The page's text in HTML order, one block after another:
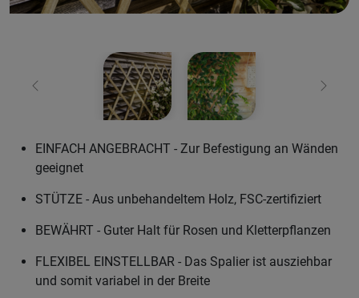
Zurück Weiter
EINFACH ANGEBRACHT - Zur Befestigung an Wänden
geeignet
STÜTZE - Aus unbehandeltem Holz, FSC-zertifiziert
BEWÄHRT - Guter Halt für Rosen und Kletterpflanzen
FLEXIBEL EINSTELLBAR - Das Spalier ist ausziehbar
und somit variabel in der Breite